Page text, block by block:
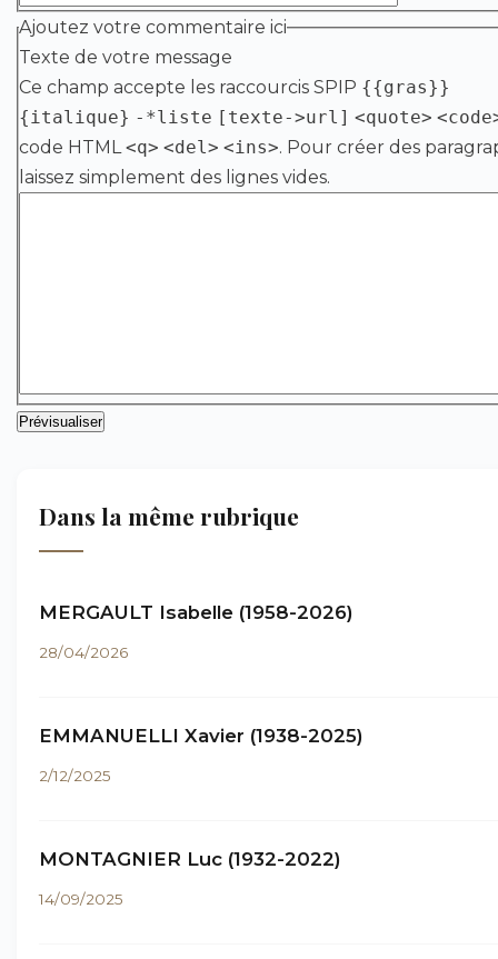
Ajoutez votre commentaire ici
Texte de votre message
Ce champ accepte les raccourcis SPIP {{gras}}
{italique} -*liste [texte->url] <quote>
code HTML<q> <del> <ins>. Pour créer des
laissez simplement des lignes vides.
Dans la même rubrique
MERGAULT Isabelle (1958-2026)
28/04/2026
EMMANUELLI Xavier (1938-2025)
2/12/2025
MONTAGNIER Luc (1932-2022)
14/09/2025